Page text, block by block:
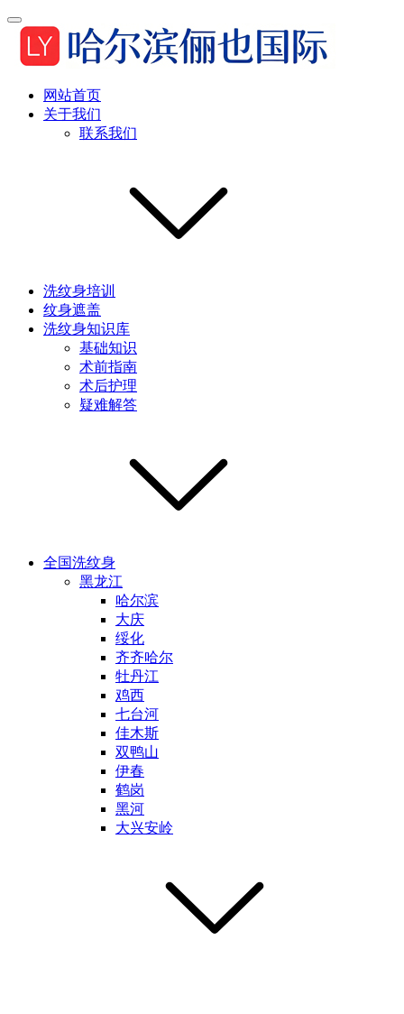
网站首页
关于我们
联系我们
洗纹身培训
纹身遮盖
洗纹身知识库
基础知识
术前指南
术后护理
疑难解答
全国洗纹身
黑龙江
哈尔滨
大庆
绥化
齐齐哈尔
牡丹江
鸡西
七台河
佳木斯
双鸭山
伊春
鹤岗
黑河
大兴安岭